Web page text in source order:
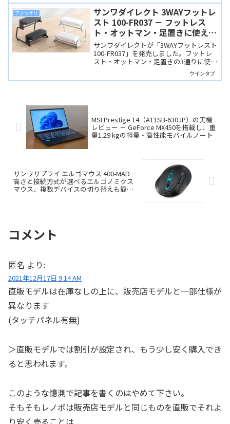
アクセサリ
サンワダイレクト 3WAYフットレ
スト 100-FR037 － フットレス
ト・オットマン・足置きに使える
多機能フットレスト。これでリラ
ックスして仕事ができる！？
サンワダイレクトが「3WAYフットレスト
100-FR037」を発売しました。フットレ
スト・オットマン・足置きの3通りに使え
る多機能モデルで高さや角度も調整でき
ます。在宅ワークやオフィスで快適にリ
ウインタブ
MSI Prestige 14（A11SB-630JP）の実機
レビュー － GeForce MX450を搭載し、重
量1.29 kgの軽量・高性能モバイルノート
サンワサプライ エルゴマウス 400-MAD －
高さと接続方式が選べるエルゴノミクス
マウス、複数デバイスの切り替えも簡
コメント
匿名 より:
2021年12月17日 9:14 AM
直販モデルは在庫なしの上に、販売店モデルと一部仕様が
異なります
(タッチパネル有無)
＞直販モデルでは割引が設定され、もう少し安く購入でき
ると思われます。
このような憶測で記事を書くのはやめて下さい。
そもそもレノボは販売店モデルと同じものを直販でそれよ
り安く売ることは